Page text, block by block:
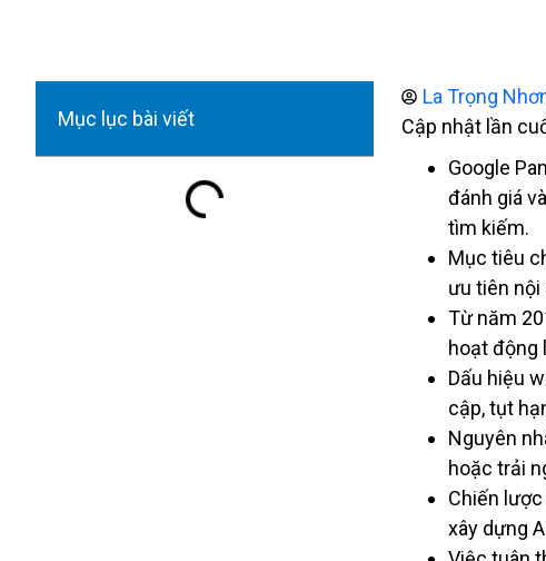
Mục lục bài viết
La Trọng
Cập nhật lần
Google
đánh giá
tìm kiếm.
Mục tiêu
ưu tiên nội
Từ năm
hoạt động
Dấu hiệu
cập, tụt
Nguyên
hoặc trải
Chiến
xây dựng